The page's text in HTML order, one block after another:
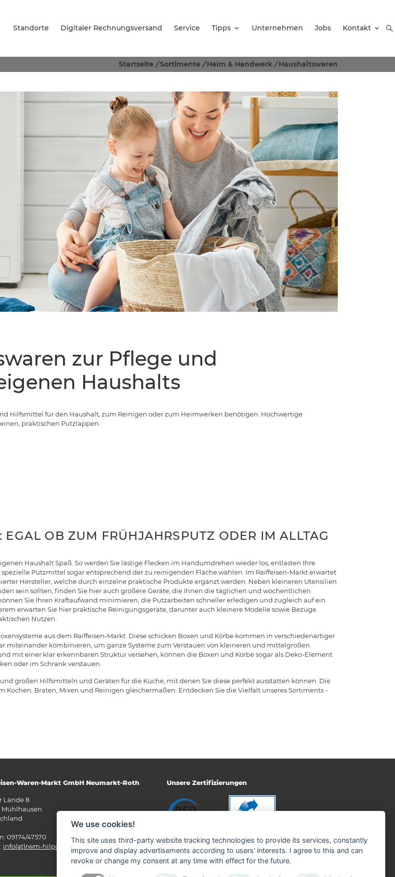
Standorte Digitaler Rechnungsversand Service Tipps Unternehmen Jobs Kontakt
Startseite / Sortimente / Heim & Handwerk / Haushaltswaren
zur Pflege und
Haushalts
Hilfsmittel für den Haushalt, zum Reinigen oder zum Heimwerken benötigen. Hochwertige
praktischen Putzlappen.
OB ZUM FRÜHJAHRSPUTZ ODER IM ALLTAG
Haushalt Spaß. So werden Sie lästige Flecken im Handumdrehen wieder los, entlasten Ihre
Putzmittel sogar entsprechend der zu reinigenden Fläche wählen. Im Raiffeisen-Markt erwartet
Hersteller, welche durch einzelne praktische Produkte ergänzt werden. Neben kleineren Utensilien
sein sollten, finden Sie hier auch größere Geräte, die Ihnen die täglichen und wöchentlichen
Sie Ihren Kraftaufwand minimieren, die Putzarbeiten schneller erledigen und zugleich auf ein
erwarten Sie hier praktische Reinigungsgeräte, darunter auch kleinere Modelle sowie Bezüge.
Nutzen.
aus dem Raiffeisen-Markt. Diese schicken Boxen und Körbe kommen in verschiedenartiger
miteinander kombinieren, um ganze Systeme zum Verstauen von kleineren und mittelgroßen
mit einer klar erkennbaren Struktur versehen, können die Boxen und Körbe sogar als Deko-Element
oder im Schrank verstauen.
großen Hilfsmitteln und Geräten für die Küche, mit denen Sie diese perfekt ausstatten können. Die
Braten, Mixen und Reinigen gleichermaßen. Entdecken Sie die Vielfalt unseres Sortiments -
Waren-Markt GmbH Neumarkt-Roth
Lände 8
Mühlhausen
09174/47570
info(at)rwm-hilpoltstein.de
Unsere Zertifizierungen
We use cookies!
This site uses third-party website tracking technologies to provide its services, constantly
improve and display advertisements according to users' interests. I agree to this and can
revoke or change my consent at any time with effect for the future.